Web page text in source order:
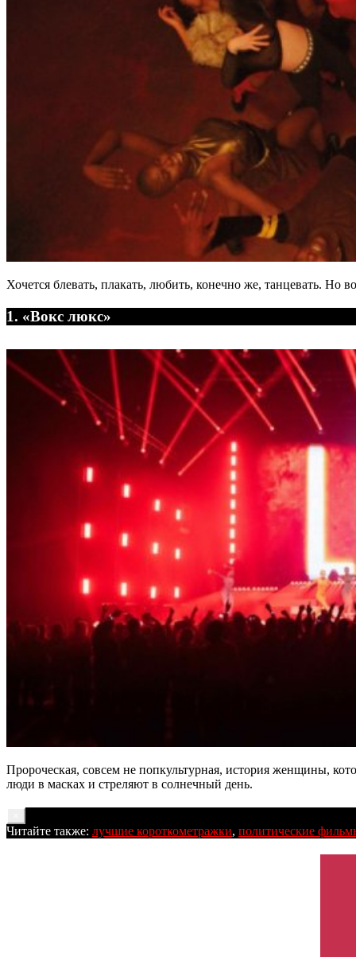
Хочется блевать, плакать, любить, конечно же, танцевать. Но
1. «Вокс люкс»
Пророческая, совсем не попкультурная, история женщины,
люди в масках и стреляют в солнечный день.
Читайте также: лучшие короткометражки, политические